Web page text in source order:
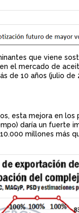
que viene
el mercado de
de 10 años (julio
esta mejora en
daría un fuerte
millones más